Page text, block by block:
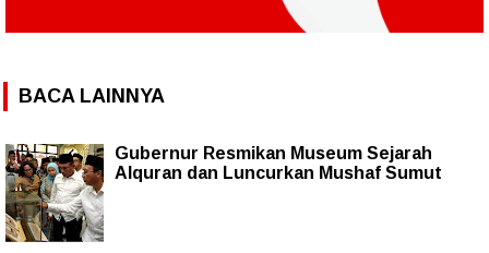
BACA LAINNYA
Gubernur Resmikan Museum Sejarah
Alquran dan Luncurkan Mushaf Sumut